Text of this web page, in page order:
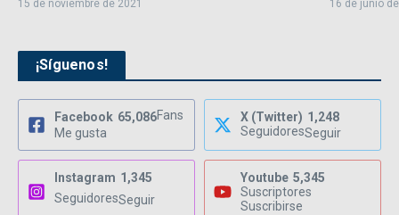
15 de noviembre de 2021 16 de junio
¡Síguenos!
Facebook 65,086Fans
Me gusta
X (Twitter) 1,248
SeguidoresSeguir
Instagram 1,345
SeguidoresSeguir
Youtube 5,345
Suscriptores
Suscribirse